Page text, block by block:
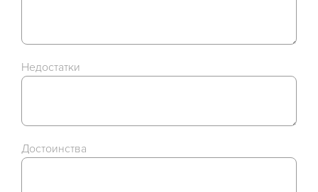
Недостатки
Достоинства